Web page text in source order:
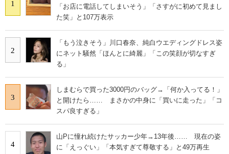
1
「お店に電話してしまいそう」「さすがに初めて見まし
た笑」と107万表示
2
「もう泣きそう」川口春奈、純白ウエディングドレス姿
にネット騒然「ほんとに綺麗」「この笑顔が切なすぎ
る」
3
しまむらで買った3000円のバッグ→「何か入ってる！」
と開けたら…… まさかの中身に「買いに走った」「コ
スパ良すぎる」
4
山Pに憧れ続けたサッカー少年→13年後…… 現在の姿
に「えっぐい」「本気すぎて尊敬する」と49万再生